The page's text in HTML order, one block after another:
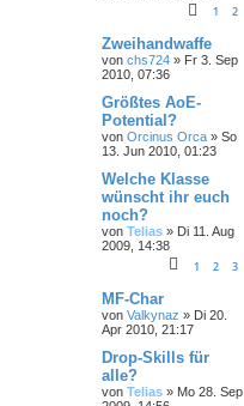
1 2
Zweihandwaffe
von chs724 » Fr 3. Sep
2010, 07:36
Größtes AoE-
Potential?
von Orcinus Orca » So
13. Jun 2010, 01:23
Welche Klasse
wünscht ihr euch
noch?
von Telias » Di 11. Aug
2009, 14:38
1 2 3
MF-Char
von Valkynaz » Di 20.
Apr 2010, 21:17
Drop-Skills für
alle?
von Telias » Mo 28. Sep